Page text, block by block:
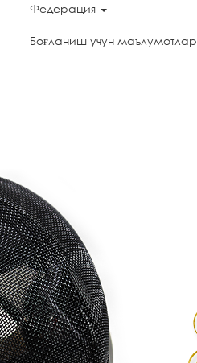
Федерация
Боғланиш учун маълумотлар